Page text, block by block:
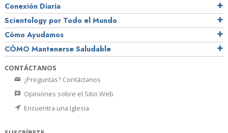
Conexión Diaria
Scientology por Todo el Mundo
Cómo Ayudamos
CÓMO Mantenerse Saludable
CONTÁCTANOS
¿Preguntas? Contáctanos
Opiniones sobre el Sitio Web
Encuentra una Iglesia